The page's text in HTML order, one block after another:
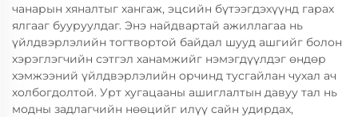
чанарын хяналтыг хангаж, эцсийн бүтээгдэхүүнд гарах
ялгааг бууруулдаг. Энэ найдвартай ажиллагаа нь
үйлдвэрлэлийн тогтвортой байдал шууд ашгийг болон
хэрэглэгчийн сэтгэл ханамжийг нэмэгдүүлдэг өндөр
хэмжээний үйлдвэрлэлийн орчинд тусгайлан чухал ач
холбогдолтой. Урт хугацааны ашиглалтын давуу тал нь
модны задлагчийн нөөцийг илүү сайн удирдах,